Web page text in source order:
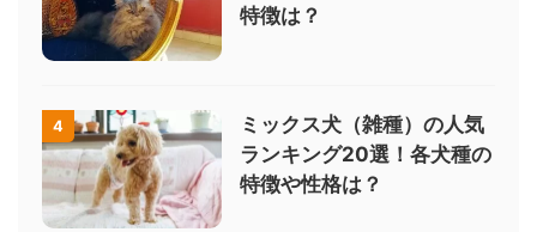
特徴は？
4
ミックス犬（雑種）の人気
ランキング20選！各犬種の
特徴や性格は？